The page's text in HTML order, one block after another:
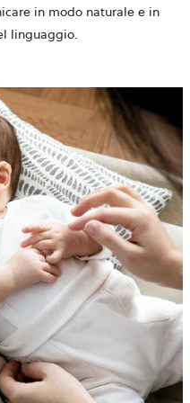
in modo naturale e in
linguaggio.